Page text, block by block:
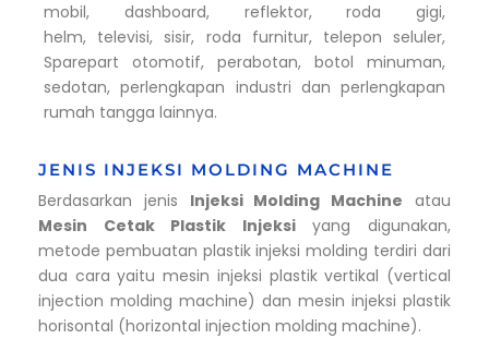
mobil, dashboard, reflektor, roda gigi,
helm, televisi, sisir, roda furnitur, telepon seluler,
Sparepart otomotif, perabotan, botol minuman,
sedotan, perlengkapan industri dan perlengkapan
rumah tangga lainnya.
JENIS INJEKSI MOLDING MACHINE
Berdasarkan jenis Injeksi Molding Machine atau
Mesin Cetak Plastik Injeksiyang digunakan,
metode pembuatan plastik injeksi molding terdiri dari
dua cara yaitu mesin injeksi plastik vertikal (vertical
injection molding machine) dan mesin injeksi plastik
horisontal (horizontal injection molding machine).